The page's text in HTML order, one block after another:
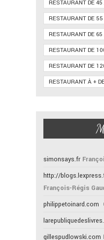
RESTAURANT DE
RESTAURANT DE
RESTAURANT DE
RESTAURANT DE
RESTAURANT DE
RESTAURANT À +
simonsays.fr
http://
François-Régis
philippetoinard.com
gillespudlowski.com